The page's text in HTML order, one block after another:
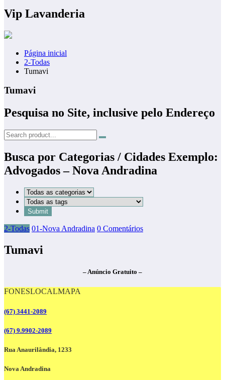
Vip Lavanderia
Página inicial
2-Todas
Tumavi
Tumavi
Pesquisa no Site, inclusive pelo Endereço
Busca por Categorias / Cidades Exemplo:
Advogados – Nova Andradina
2-Todas 01-Nova Andradina 0 Comentários
Tumavi
– Anúncio Gratuito –
FONESLOCALMAPA
(67) 3441-2089
(67) 9.9902-2089
Rua Anaurilândia, 1233
Nova Andradina